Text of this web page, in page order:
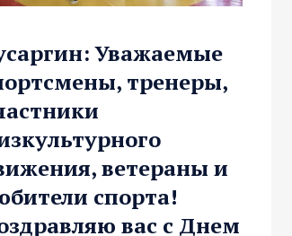
Уважаемые
тренеры,
ветераны и
спорта!
вас с Днем